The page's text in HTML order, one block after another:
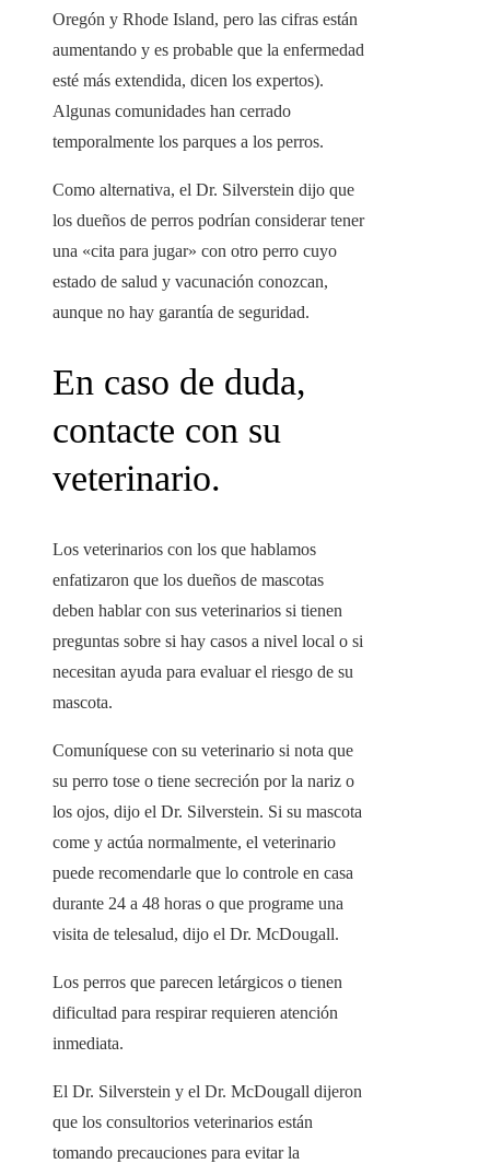
Oregón y Rhode Island, pero las cifras están
aumentando y es probable que la enfermedad
esté más extendida, dicen los expertos).
Algunas comunidades han cerrado
temporalmente los parques a los perros.
Como alternativa, el Dr. Silverstein dijo que
los dueños de perros podrían considerar tener
una «cita para jugar» con otro perro cuyo
estado de salud y vacunación conozcan,
aunque no hay garantía de seguridad.
En caso de duda,
contacte con su
veterinario.
Los veterinarios con los que hablamos
enfatizaron que los dueños de mascotas
deben hablar con sus veterinarios si tienen
preguntas sobre si hay casos a nivel local o si
necesitan ayuda para evaluar el riesgo de su
mascota.
Comuníquese con su veterinario si nota que
su perro tose o tiene secreción por la nariz o
los ojos, dijo el Dr. Silverstein. Si su mascota
come y actúa normalmente, el veterinario
puede recomendarle que lo controle en casa
durante 24 a 48 horas o que programe una
visita de telesalud, dijo el Dr. McDougall.
Los perros que parecen letárgicos o tienen
dificultad para respirar requieren atención
inmediata.
El Dr. Silverstein y el Dr. McDougall dijeron
que los consultorios veterinarios están
tomando precauciones para evitar la